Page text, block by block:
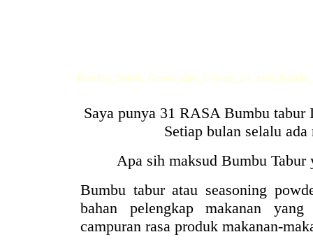
Saya punya 31 RASA Bumbu
Setiap bulan selalu ada
Apa sih maksud Bumbu
Bumbu tabur atau seasoning
bahan pelengkap makanan
campuran rasa produk makanan-